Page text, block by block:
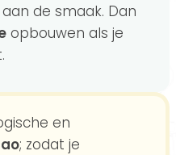
de smaak. Dan
opbouwen als je
en
; zodat je